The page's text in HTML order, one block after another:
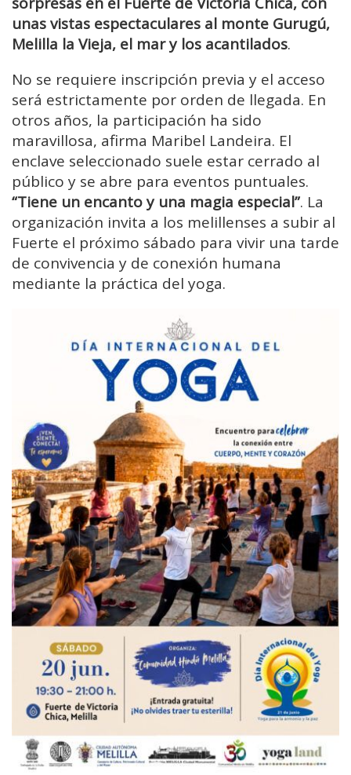
unas vistas espectaculares al monte Gurugú,
Melilla la Vieja, el mar y los acantilados.
No se requiere inscripción previa y el acceso
será estrictamente por orden de llegada. En
otros años, la participación ha sido
maravillosa, afirma Maribel Landeira. El
enclave seleccionado suele estar cerrado al
público y se abre para eventos puntuales.
“Tiene un encanto y una magia especial”. La
organización invita a los melillenses a subir al
Fuerte el próximo sábado para vivir una tarde
de convivencia y de conexión humana
mediante la práctica del yoga.